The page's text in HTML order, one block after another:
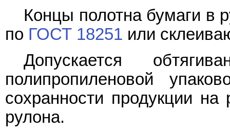
Концы полотна бумаги в
по ГОСТ 18251 или
Допускается
полипропиленовой
сохранности продукции
рулона.